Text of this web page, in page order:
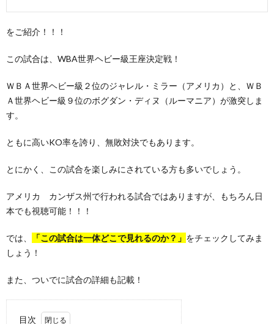
をご紹介！！！
この試合は、WBA世界ヘビー級王座決定戦！
ＷＢＡ世界ヘビー級２位のジャレル・ミラー（アメリカ）と、ＷＢ
Ａ世界ヘビー級９位のボグダン・ディヌ（ルーマニア）が激突しま
す。
ともに高いKO率を誇り、無敗対決でもあります。
とにかく、この試合を楽しみにされている方も多いでしょう。
アメリカ カンザス州で行われる試合ではありますが、もちろん日
本でも視聴可能！！！
では、 「この試合は一体どこで見れるのか？」 をチェックしてみま
しょう！
また、ついでに試合の詳細も記載！
目次